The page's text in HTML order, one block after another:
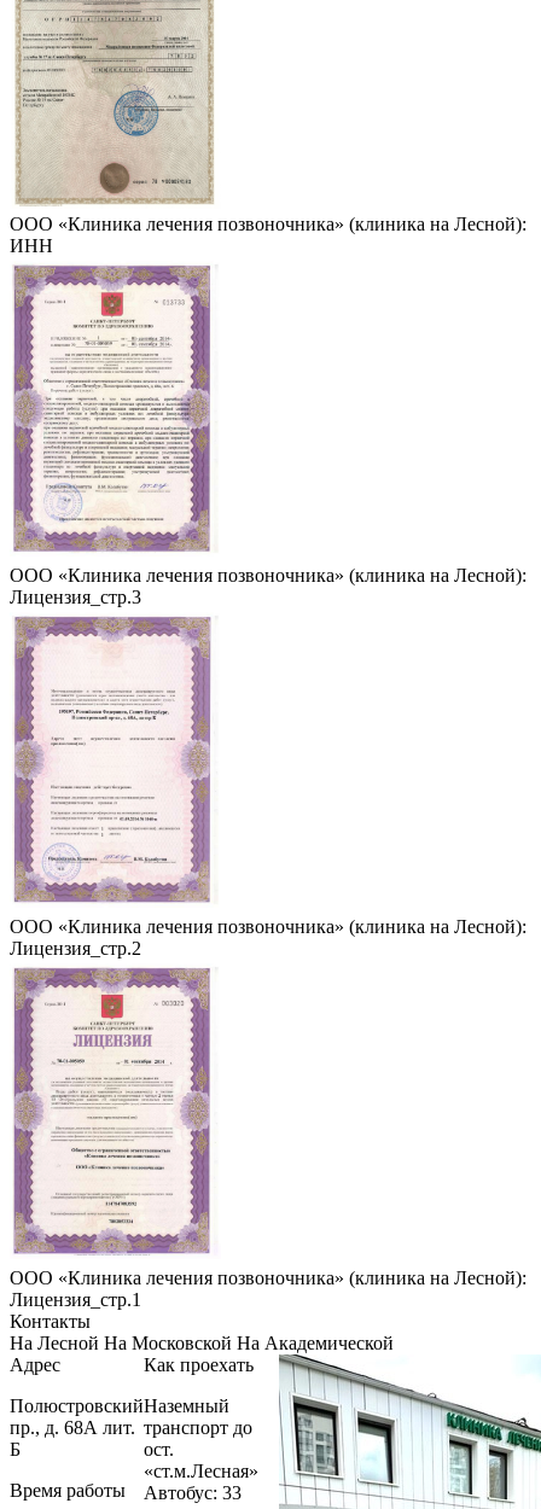
ООО «Клиника лечения позвоночника» (клиника на Лесной):
ИНН
ООО «Клиника лечения позвоночника» (клиника на Лесной):
Лицензия_стр.3
ООО «Клиника лечения позвоночника» (клиника на Лесной):
Лицензия_стр.2
ООО «Клиника лечения позвоночника» (клиника на Лесной):
Лицензия_стр.1
Контакты
На Лесной На Московской На Академической
Адрес
Полюстровский
пр., д. 68А лит.
Б
Время работы
Как проехать
Наземный
транспорт до
ост.
«ст.м.Лесная»
Автобус: 33